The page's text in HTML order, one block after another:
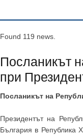
Found 119 news.
Посланикът
при
Посланикът на
Президентът на
България в Република